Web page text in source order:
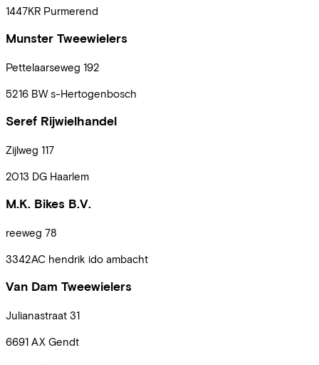
1447KR Purmerend
Munster Tweewielers
Pettelaarseweg 192
5216 BW s-Hertogenbosch
Seref Rijwielhandel
Zijlweg 117
2013 DG Haarlem
M.K. Bikes B.V.
reeweg 78
3342AC hendrik ido ambacht
Van Dam Tweewielers
Julianastraat 31
6691 AX Gendt